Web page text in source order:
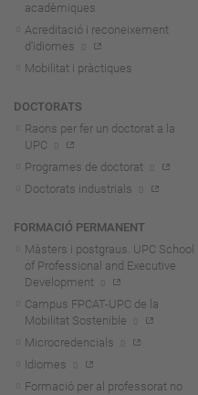
acadèmiques
Acreditació i reconeixement
d'idiomes
Mobilitat i pràctiques
DOCTORATS
Raons per fer un doctorat a la
UPC
Programes de doctorat
Doctorats industrials
FORMACIÓ PERMANENT
Màsters i postgraus. UPC School
of Professional and Executive
Development
Campus FPCAT-UPC de la
Mobilitat Sostenible
Microcredencials
Idiomes
Formació per al professorat no